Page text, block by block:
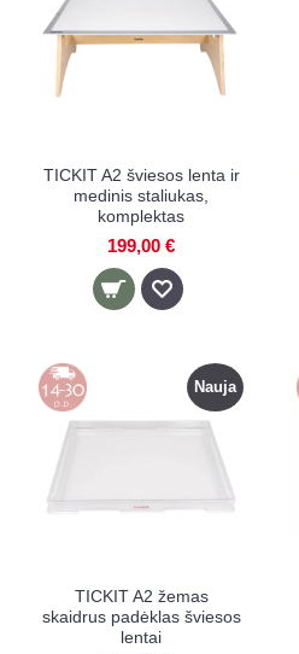
TICKIT A2 šviesos lenta ir
medinis staliukas,
komplektas
199,00 €
Nauja
TICKIT A2 žemas
skaidrus padėklas šviesos
lentai